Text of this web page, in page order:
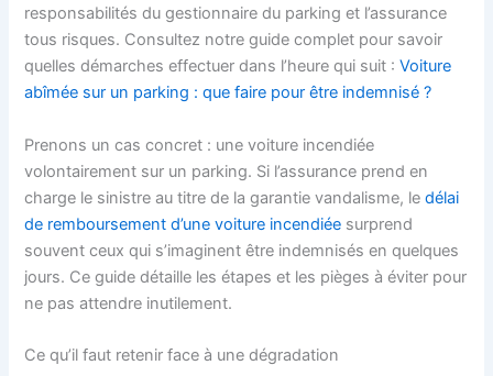
responsabilités du gestionnaire du parking et l’assurance
tous risques. Consultez notre guide complet pour savoir
quelles démarches effectuer dans l’heure qui suit :Voiture
abîmée sur un parking : que faire pour être indemnisé ?
Prenons un cas concret : une voiture incendiée
volontairement sur un parking. Si l’assurance prend en
charge le sinistre au titre de la garantie vandalisme, ledélai
de remboursement d’une voiture incendiée surprend
souvent ceux qui s’imaginent être indemnisés en quelques
jours. Ce guide détaille les étapes et les pièges à éviter pour
ne pas attendre inutilement.
Ce qu’il faut retenir face à une dégradation